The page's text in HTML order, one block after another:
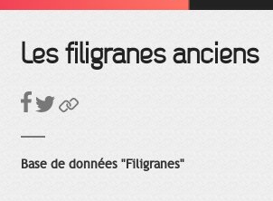
Les filigranes anciens
Base de données "Filigranes"